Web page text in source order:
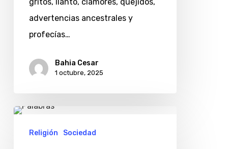
gritos, llanto, clamores, quejidos,
advertencias ancestrales y
profecías…
Bahia Cesar
1 octubre, 2025
Vivir
Religión Sociedad